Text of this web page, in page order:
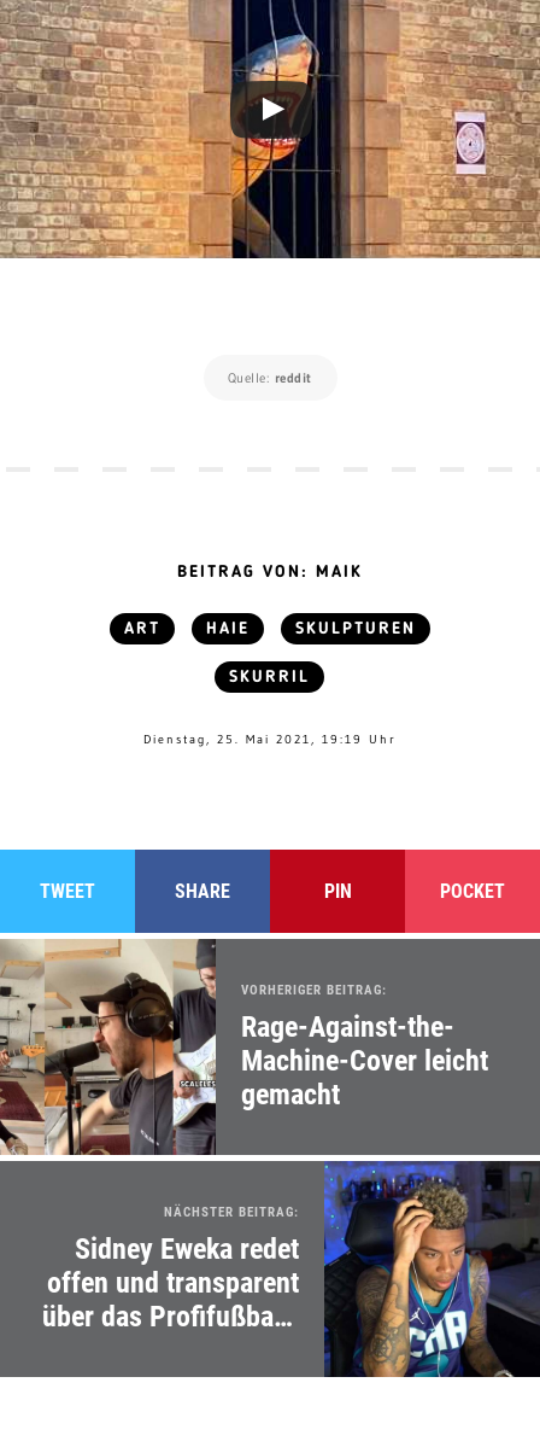
Quelle: reddit
BEITRAG VON: MAIK
ART HAIE SKULPTUREN
SKURRIL
Dienstag, 25. Mai 2021, 19:19 Uhr
TWEET SHARE PIN POCKET
VORHERIGER BEITRAG:
Rage-Against-the-
Machine-Cover leicht
gemacht
NÄCHSTER BEITRAG:
Sidney Eweka redet
offen und transparent
über das Profifußball-